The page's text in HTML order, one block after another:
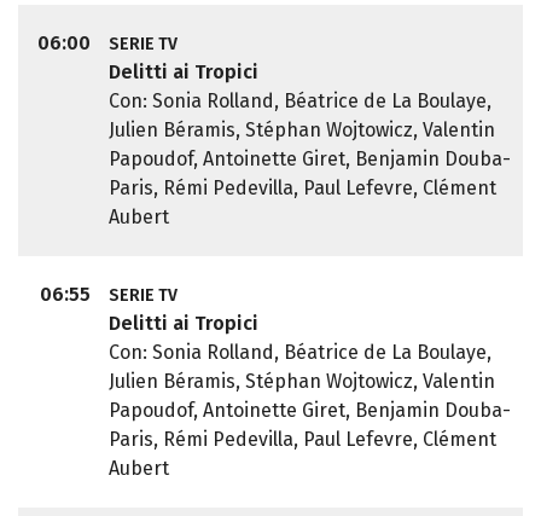
06:00 SERIE TV
Delitti ai Tropici
Con: Sonia Rolland, Béatrice de La Boulaye,
Julien Béramis, Stéphan Wojtowicz, Valentin
Papoudof, Antoinette Giret, Benjamin Douba-
Paris, Rémi Pedevilla, Paul Lefevre, Clément
Aubert
06:55 SERIE TV
Delitti ai Tropici
Con: Sonia Rolland, Béatrice de La Boulaye,
Julien Béramis, Stéphan Wojtowicz, Valentin
Papoudof, Antoinette Giret, Benjamin Douba-
Paris, Rémi Pedevilla, Paul Lefevre, Clément
Aubert